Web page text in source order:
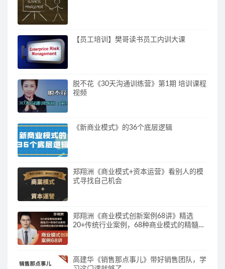
【员工培训】樊哥读书员工内训大课
脱不花《30天沟通训练营》第1期 培训课程
视频
《新商业模式》的36个底层逻辑
郑翔洲《商业模式+资本运营》看别人的模
式寻找自己机会
郑翔洲《商业模式创新案例68讲》精选
20+传统行业案例，68种商业模式的精髓与
高建华《销售那点事儿》带好销售团队，学